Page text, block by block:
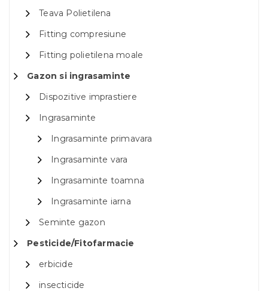
Teava Polietilena
Fitting compresiune
Fitting polietilena moale
Gazon si ingrasaminte
Dispozitive imprastiere
Ingrasaminte
Ingrasaminte primavara
Ingrasaminte vara
Ingrasaminte toamna
Ingrasaminte iarna
Seminte gazon
Pesticide/Fitofarmacie
erbicide
insecticide